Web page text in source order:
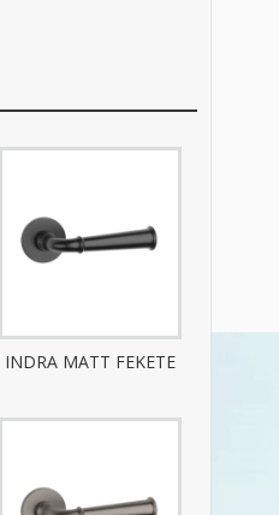
INDRA MATT FEKETE